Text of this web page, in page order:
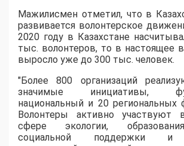
Мажилисмен отметил, что в
развивается волонтерское
2020 году в Казахстане
тыс. волонтеров, то в настоящее
выросло уже до 300 тыс. человек.
"Более 800 организаций
значимые инициативы,
национальный и 20 региональных
Волонтеры активно участвуют
сфере экологии,
социальной поддержки и